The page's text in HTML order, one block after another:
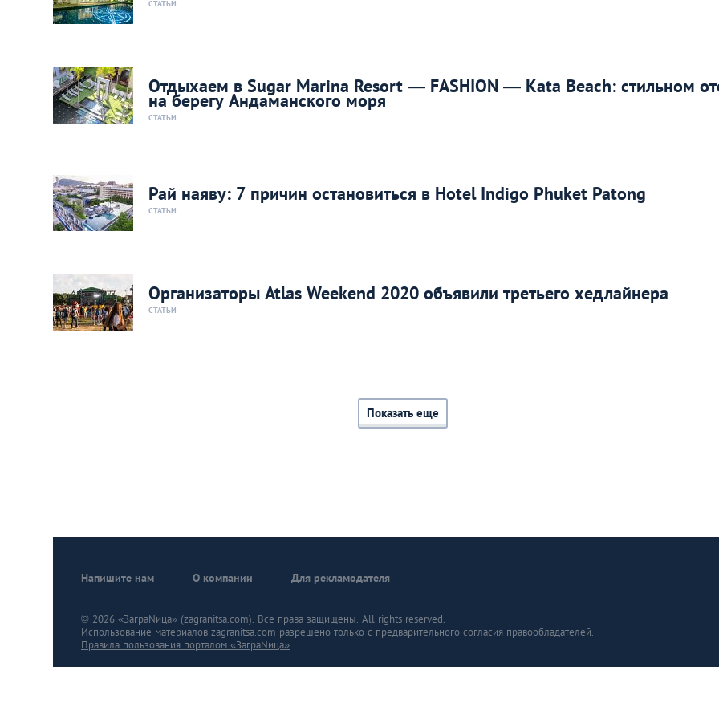
СТАТЬИ
Отдыхаем в Sugar Marina Resort — FASHION — Kata Beach: стильном
на берегу Андаманского моря
СТАТЬИ
Рай наяву: 7 причин остановиться в Hotel Indigo Phuket Patong
СТАТЬИ
Организаторы Atlas Weekend 2020 объявили третьего хедлайнера
СТАТЬИ
Показать еще
Напишите нам О компании Для рекламодателя
© 2026 «ЗаграNица» (zagranitsa.com). Все права защищены. All rights reserved.
Использование материалов zagranitsa.com разрешено только с предварительного согласия правообладателей.
Правила пользования порталом «ЗаграNица»